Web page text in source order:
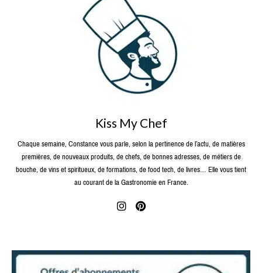
Kiss My Chef
Chaque semaine, Constance vous parle, selon la pertinence de l’actu, de matières
premières, de nouveaux produits, de chefs, de bonnes adresses, de métiers de
bouche, de vins et spiritueux, de formations, de food tech, de livres… Elle vous tient
au courant de la Gastronomie en France.